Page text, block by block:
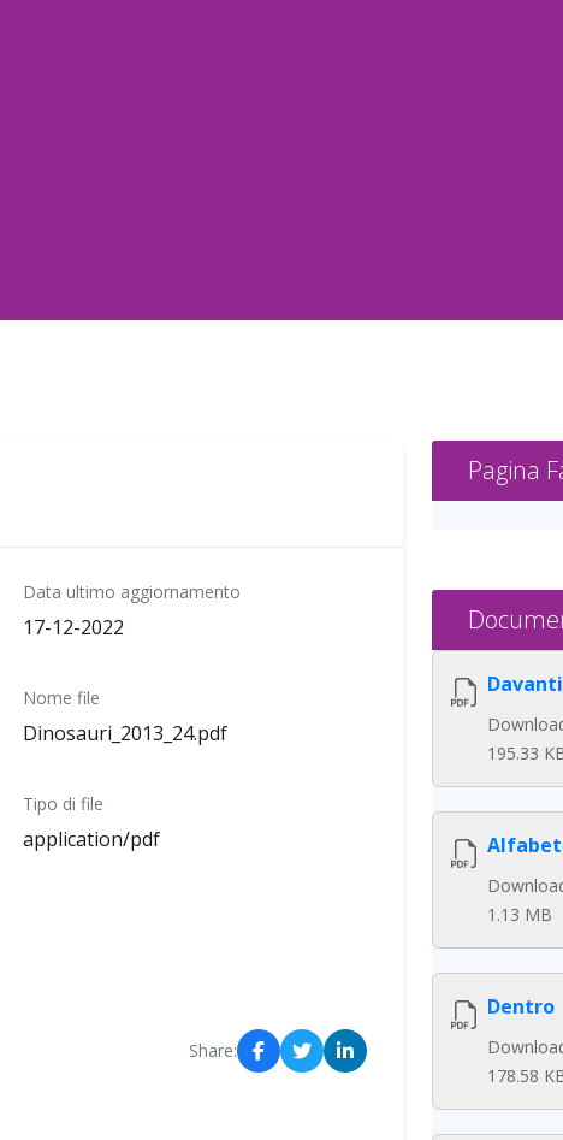
Data ultimo aggiornamento
17-12-2022
Nome file
Dinosauri_2013_24.pdf
Tipo di file
application/pdf
Share:
Pagina
Davanti
195.33
1.13 MB
Dentro
178.58